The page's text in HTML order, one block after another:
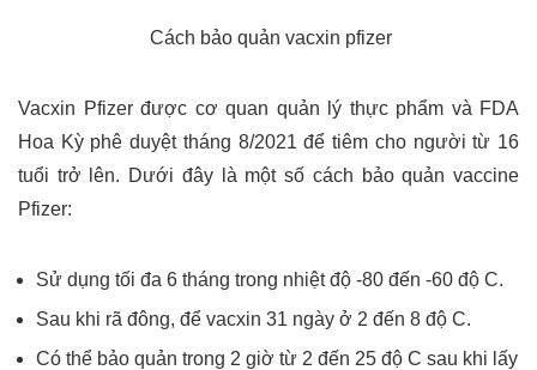
Cách bảo quản vacxin pfizer
Vacxin Pfizer được cơ quan quản lý thực phẩm và FDA
Hoa Kỳ phê duyệt tháng 8/2021 để tiêm cho người từ 16
tuổi trở lên. Dưới đây là một số cách bảo quản vaccine
Pfizer:
Sử dụng tối đa 6 tháng trong nhiệt độ -80 đến -60 độ C.
Sau khi rã đông, để vacxin 31 ngày ở 2 đến 8 độ C.
Có thể bảo quản trong 2 giờ từ 2 đến 25 độ C sau khi lấy